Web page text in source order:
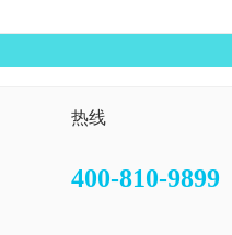
热线
400-810-9899